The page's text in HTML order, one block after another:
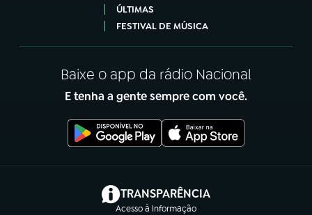
ÚLTIMAS
FESTIVAL DE MÚSICA
Baixe o app da rádio Nacional
E tenha a gente sempre com você.
TRANSPARÊNCIA
Acesso à Informação
(abre em nova aba)